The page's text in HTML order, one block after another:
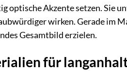
optische Akzente setzen. Sie
wirken. Gerade im
Gesamtbild erzielen.
für